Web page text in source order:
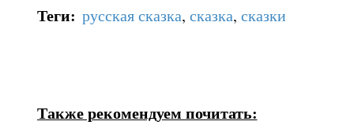
Теги: русская сказка, сказка, сказки
Также рекомендуем почитать: